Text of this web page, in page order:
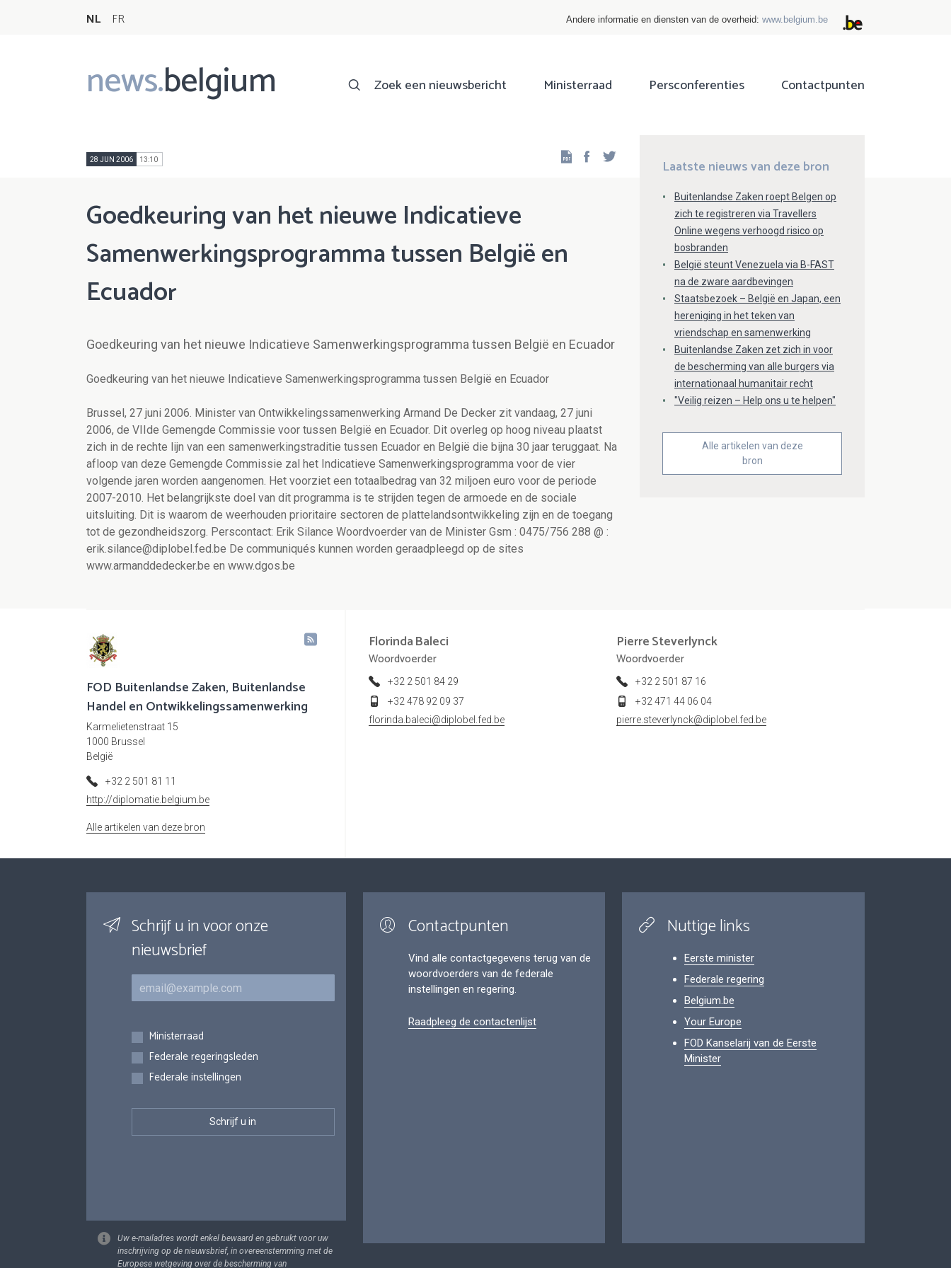
NL FR Andere informatie en diensten van de overheid: www.belgium.be
news.belgium
Main
navigation
Zoek een nieuwsbericht Ministerraad Persconferenties Contactpunten
28 JUN 2006 13:10 Facebook
Goedkeuring van het nieuwe Indicatieve
Samenwerkingsprogramma tussen België en
Ecuador
Goedkeuring van het nieuwe Indicatieve Samenwerkingsprogramma tussen België en Ecuador
Goedkeuring van het nieuwe Indicatieve Samenwerkingsprogramma tussen België en Ecuador
Brussel, 27 juni 2006. Minister van Ontwikkelingssamenwerking Armand De Decker zit vandaag, 27 juni
2006, de VIIde Gemengde Commissie voor tussen België en Ecuador. Dit overleg op hoog niveau plaatst
zich in de rechte lijn van een samenwerkingstraditie tussen Ecuador en België die bijna 30 jaar teruggaat. Na
afloop van deze Gemengde Commissie zal het Indicatieve Samenwerkingsprogramma voor de vier
volgende jaren worden aangenomen. Het voorziet een totaalbedrag van 32 miljoen euro voor de periode
2007-2010. Het belangrijkste doel van dit programma is te strijden tegen de armoede en de sociale
uitsluiting. Dit is waarom de weerhouden prioritaire sectoren de plattelandsontwikkeling zijn en de toegang
tot de gezondheidszorg. Perscontact: Erik Silance Woordvoerder van de Minister Gsm : 0475/756 288 @ :
erik.silance@diplobel.fed.be De communiqués kunnen worden geraadpleegd op de sites
www.armanddedecker.be en www.dgos.be
Laatste nieuws van deze bron
Buitenlandse Zaken roept Belgen op
zich te registreren via Travellers
Online wegens verhoogd risico op
bosbranden
België steunt Venezuela via B-FAST
na de zware aardbevingen
Staatsbezoek – België en Japan, een
hereniging in het teken van
vriendschap en samenwerking
Buitenlandse Zaken zet zich in voor
de bescherming van alle burgers via
internationaal humanitair recht
"Veilig reizen – Help ons u te helpen"
Alle artikelen van deze
bron
FOD Buitenlandse Zaken, Buitenlandse
Handel en Ontwikkelingssamenwerking
Karmelietenstraat 15
1000 Brussel
België
+32 2 501 81 11
http://diplomatie.belgium.be
Alle artikelen van deze bron
FlorindaBaleci
Woordvoerder
+32 2 501 84 29
+32 478 92 09 37
florinda.baleci@diplobel.fed.be
PierreSteverlynck
Woordvoerder
+32 2 501 87 16
+32 471 44 06 04
pierre.steverlynck@diplobel.fed.be
Schrijf u in voor onze
nieuwsbrief
E-mail
Inschrijvingen
Ministerraad
Federale regeringsleden
Federale instellingen
Uw e-mailadres wordt enkel bewaard en gebruikt voor uw
inschrijving op de nieuwsbrief, in overeenstemming met de
Europese wetgeving over de bescherming van
Contactpunten
Vind alle contactgegevens terug van de
woordvoerders van de federale
instellingen en regering.
Raadpleeg de contactenlijst
Nuttige links
Eerste minister
Federale regering
Belgium.be
Your Europe
FOD Kanselarij van de Eerste
Minister